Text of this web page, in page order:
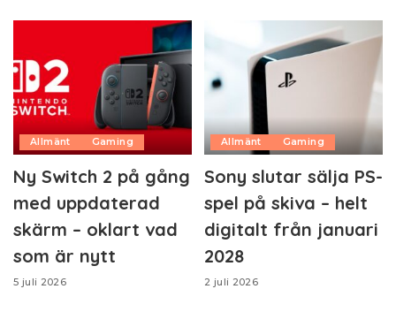
Allmänt Gaming
Ny Switch 2 på gång
med uppdaterad
skärm – oklart vad
som är nytt
5 juli 2026
Allmänt Gaming
Sony slutar sälja PS-
spel på skiva – helt
digitalt från januari
2028
2 juli 2026